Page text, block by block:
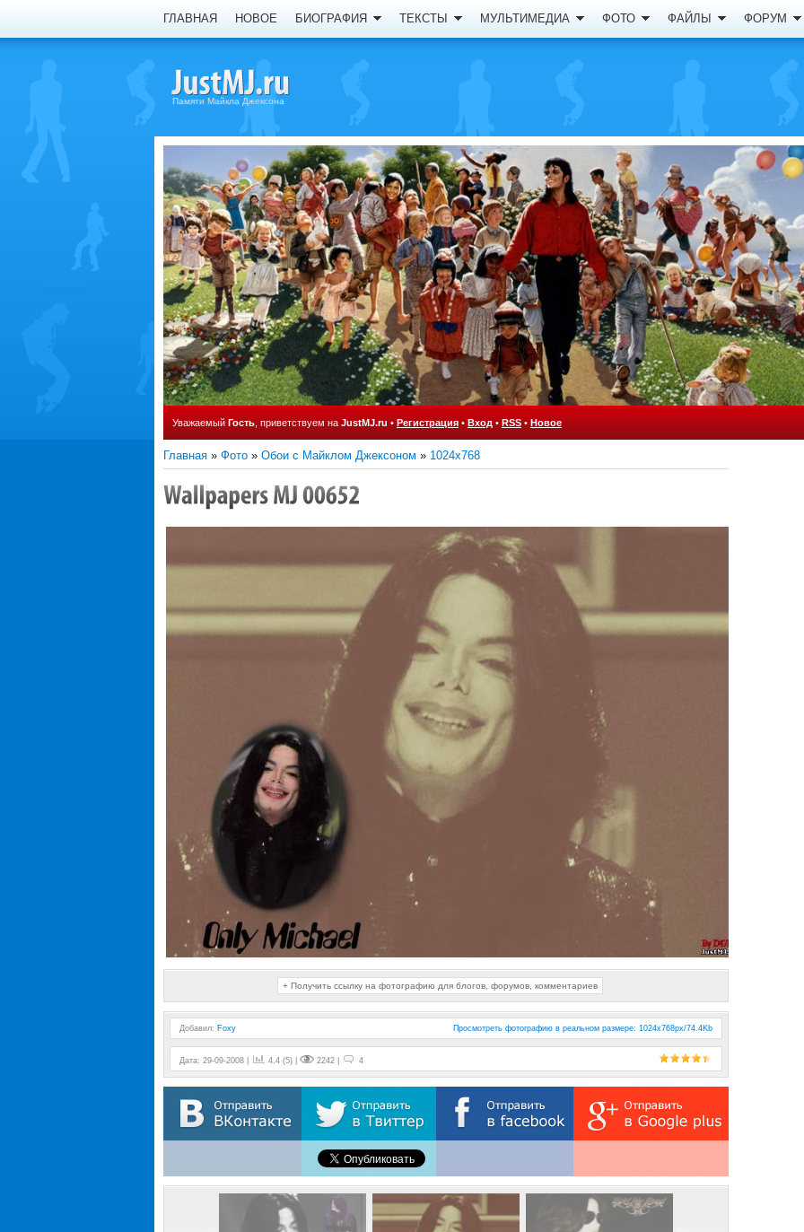
ГЛАВНАЯ НОВОЕ БИОГРАФИЯ ТЕКСТЫ МУЛЬТИМЕДИА ФОТО ФАЙЛЫ ФОРУМ
Памяти Майкла Джексона
Уважаемый Гость , приветствуем на JustMJ.ru • Регистрация • Вход • RSS • Новое
Главная » Фото » Обои с Майклом Джексоном » 1024x768
+ Получить ссылку на фотографию для блогов, форумов, комментариев
Добавил: Foxy Просмотреть фотографию в реальном размере: 1024x768px/74.4Kb
Дата: 29-09-2008 | 4.4 (5) | 2242 | 4